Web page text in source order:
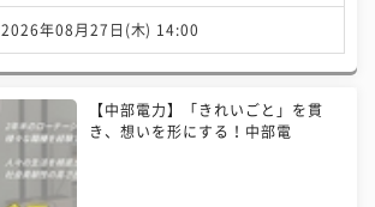
2026年08月27日(木) 14:00
【中部電力】「きれいごと」を貫
き、想いを形にする！中部電